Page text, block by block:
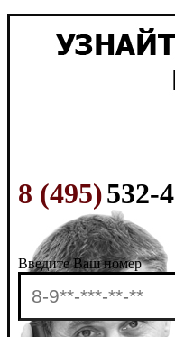
8 (495)532-
Введите Ваш номер